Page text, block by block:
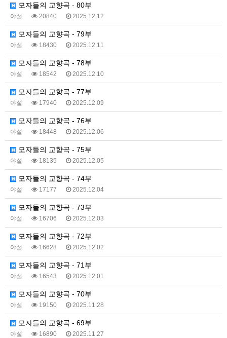
모자들의 교향곡 - 80부
야설 20840 2025.12.12
모자들의 교향곡 - 79부
야설 18430 2025.12.11
모자들의 교향곡 - 78부
야설 18542 2025.12.10
모자들의 교향곡 - 77부
야설 17940 2025.12.09
모자들의 교향곡 - 76부
야설 18448 2025.12.06
모자들의 교향곡 - 75부
야설 18135 2025.12.05
모자들의 교향곡 - 74부
야설 17177 2025.12.04
모자들의 교향곡 - 73부
야설 16706 2025.12.03
모자들의 교향곡 - 72부
야설 16628 2025.12.02
모자들의 교향곡 - 71부
야설 16543 2025.12.01
모자들의 교향곡 - 70부
야설 19150 2025.11.28
모자들의 교향곡 - 69부
야설 16890 2025.11.27